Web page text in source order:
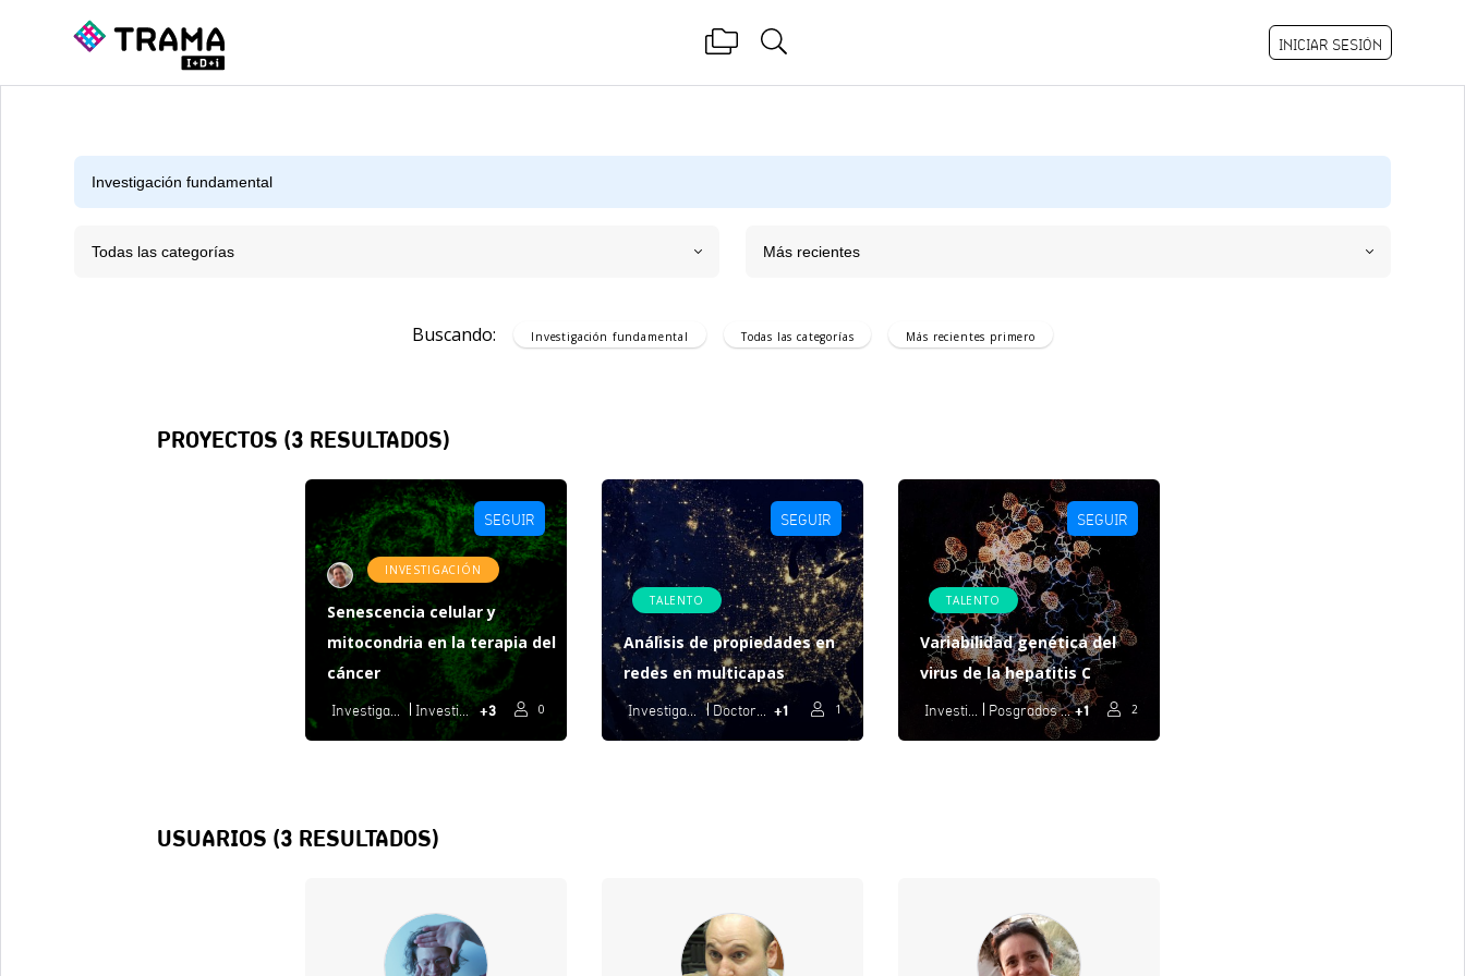
INICIAR SESIÓN
Todas las categorías Más recientes
Buscando: Investigación fundamental Todas las categorías Más recientes primero
PROYECTOS (3 RESULTADOS)
SEGUIR
INVESTIGACIÓN
Senescencia celular y
mitocondria en la terapia del
cáncer
Investigación Aplicada +3 0
SEGUIR
TALENTO
Análisis de propiedades en
redes en multicapas
Investigación +1 1
SEGUIR
TALENTO
Variabilidad genética del
virus de la hepatitis C
Posgrados Nacionales +1 2
USUARIOS (3 RESULTADOS)